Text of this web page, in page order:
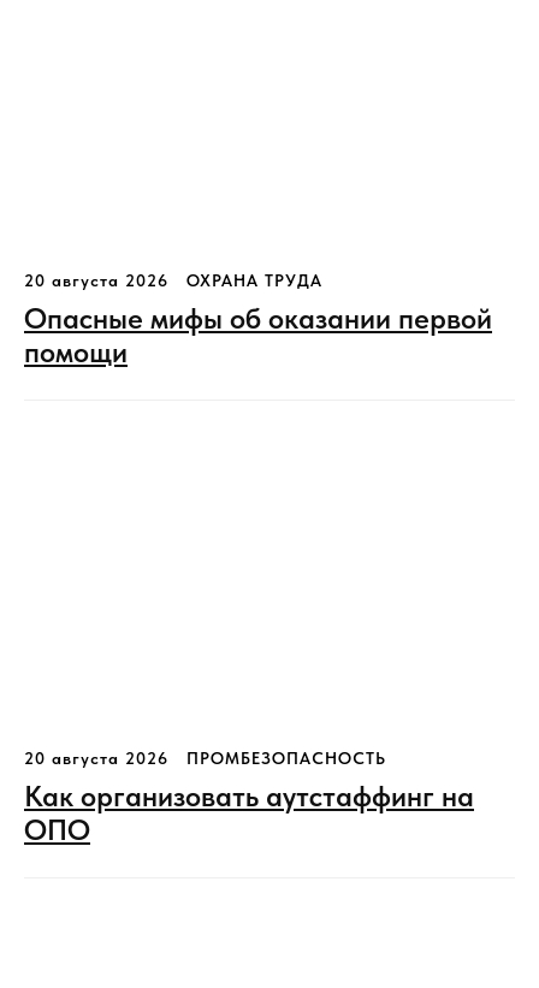
20 августа 2026 ОХРАНА ТРУДА
Опасные мифы об оказании первой
помощи
20 августа 2026 ПРОМБЕЗОПАСНОСТЬ
Как организовать аутстаффинг на
ОПО